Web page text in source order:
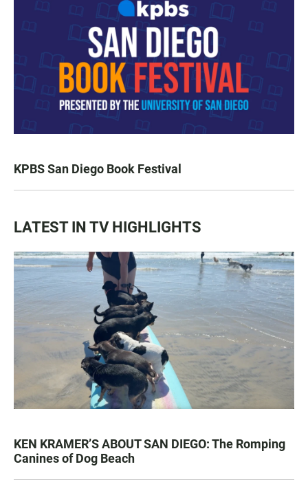
KPBS San Diego Book Festival
LATEST IN TV HIGHLIGHTS
KEN KRAMER’S ABOUT SAN DIEGO: The Romping
Canines of Dog Beach